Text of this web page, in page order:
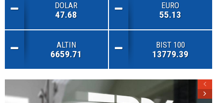
DOLAR
47.68
EURO
55.13
ALTIN
6659.71
BIST 100
13779.39